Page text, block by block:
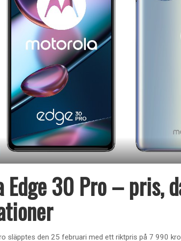
Edge 30 Pro – pris,
släpptes den 25 februari med ett riktpris på 7 990